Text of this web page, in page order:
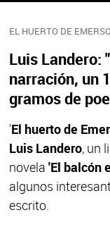
EL HUERTO DE
Luis Landero:
narración, un
gramos de
'El huerto de
Luis Landero, un
novela 'El balcón
algunos
escrito.